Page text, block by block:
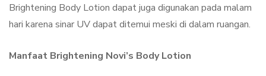
Brightening Body Lotion dapat juga digunakan pada malam
hari karena sinar UV dapat ditemui meski di dalam ruangan.
Manfaat Brightening Novi’s Body Lotion